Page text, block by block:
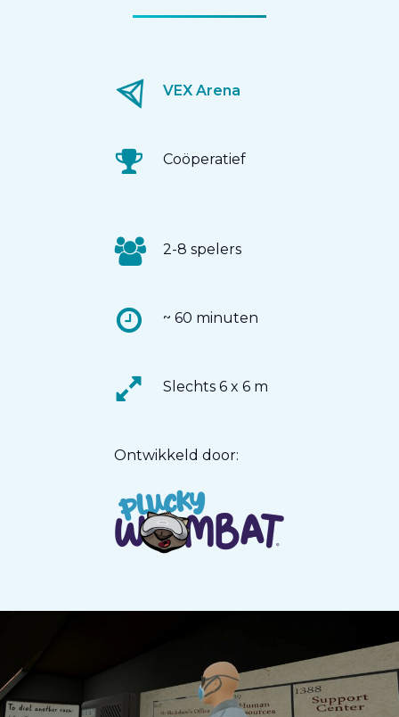
VEX Arena
Coöperatief
2-8 spelers
~ 60 minuten
Slechts 6 x 6 m
Ontwikkeld door: